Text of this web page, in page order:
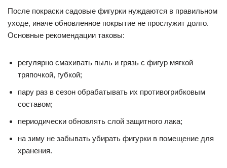
После покраски садовые фигурки нуждаются в правильном
уходе, иначе обновленное покрытие не прослужит долго.
Основные рекомендации таковы:
регулярно смахивать пыль и грязь с фигур мягкой
тряпочкой, губкой;
пару раз в сезон обрабатывать их противогрибковым
составом;
периодически обновлять слой защитного лака;
на зиму не забывать убирать фигурки в помещение для
хранения.